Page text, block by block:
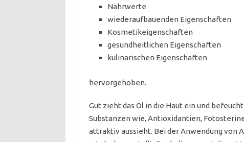
Nährwerte
wiederaufbauenden Eigenschaften
Kosmetikeigenschaften
gesundheitlichen Eigenschaften
kulinarischen Eigenschaften
hervorgehoben.
Gut zieht das Öl in die Haut ein und
Substanzen wie, Antioxidantien,
attraktiv aussieht. Bei der Anwendung von